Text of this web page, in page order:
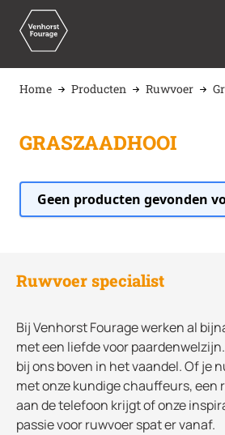
Ga naar de inhoud
Home Producten Ruwvoer
GRASZAADHOOI
Geen producten gevonden
Ruwvoer specialist
Bij Venhorst Fourage werken al
met een liefde voor
bij ons boven in het vaandel. Of je
met onze kundige chauffeurs, een
aan de telefoon krijgt of onze
passie voor ruwvoer spat er vanaf.